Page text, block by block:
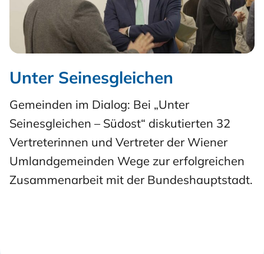
Unter Seinesgleichen
Gemeinden im Dialog: Bei „Unter
Seinesgleichen – Südost“ diskutierten 32
Vertreterinnen und Vertreter der Wiener
Umlandgemeinden Wege zur erfolgreichen
Zusammenarbeit mit der Bundeshauptstadt.